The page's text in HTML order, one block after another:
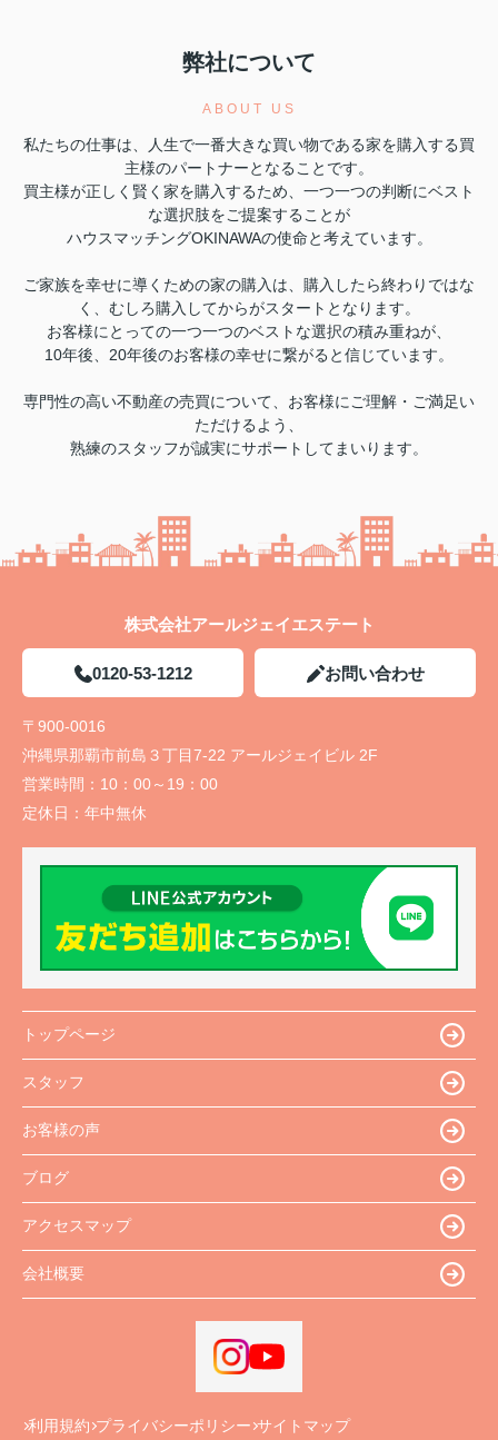
弊社について
ABOUT US
私たちの仕事は、人生で一番大きな買い物である家を購入する買
主様のパートナーとなることです。
買主様が正しく賢く家を購入するため、 一つ一つの判断にベスト
な選択肢をご提案することが
ハウスマッチングOKINAWAの使命と考えています。
ご家族を幸せに導くための家の購入は、購入したら終わりではな
く、むしろ購入してからがスタートとなります。
お客様にとっての一つ一つのベストな選択の積み重ねが、
10年後、20年後のお客様の幸せに繋がると信じています。
専門性の高い不動産の売買について、お客様にご理解・ご満足い
ただけるよう、
熟練のスタッフが誠実にサポートしてまいります。
株式会社アールジェイエステート
0120-53-1212 お問い合わせ
〒900-0016
沖縄県那覇市前島３丁目7-22 アールジェイビル 2F
営業時間： 10：00～19：00
定休日： 年中無休
トップページ
スタッフ
お客様の声
ブログ
アクセスマップ
会社概要
利用規約 プライバシーポリシー サイトマップ